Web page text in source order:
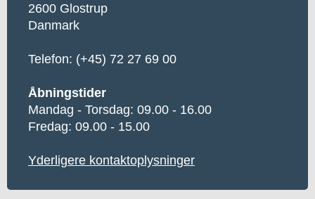
2600 Glostrup
Danmark
Telefon: (+45) 72 27 69 00
Åbningstider
Mandag - Torsdag: 09.00 - 16.00
Fredag: 09.00 - 15.00
Yderligere kontaktoplysninger